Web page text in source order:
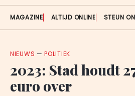
MAGAZINE ALTIJD ONLINE STEUN
NIEUWS —POLITIEK
2023: Stad houdt
euro over